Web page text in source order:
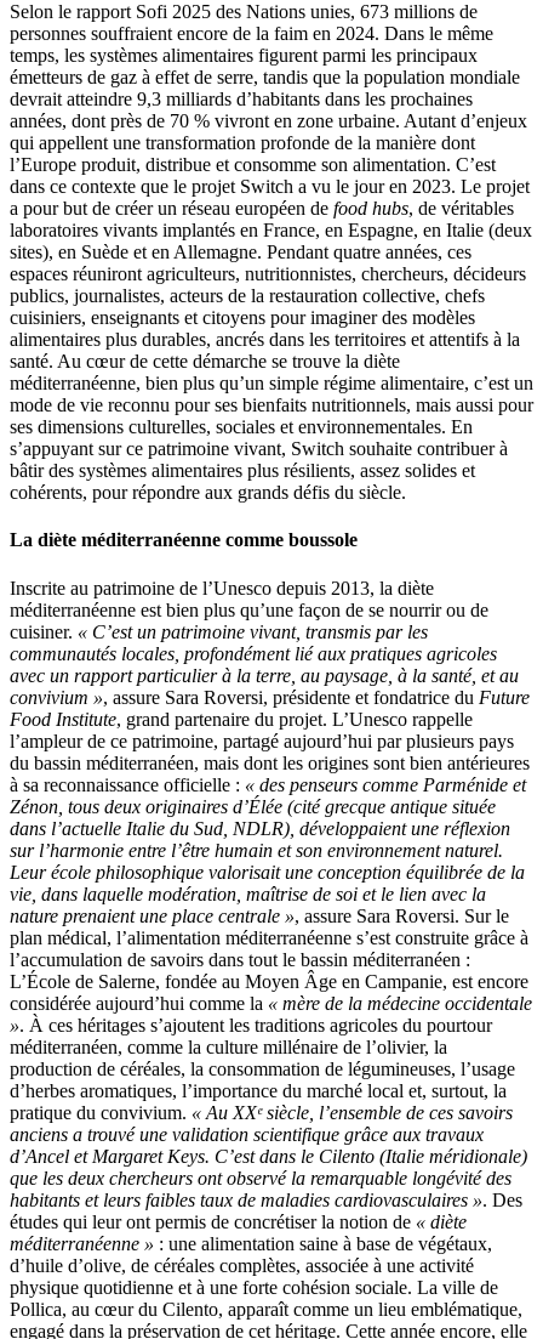
Selon le rapport Sofi 2025 des Nations unies, 673 millions de
personnes souffraient encore de la faim en 2024. Dans le même
temps, les systèmes alimentaires figurent parmi les principaux
émetteurs de gaz à effet de serre, tandis que la population mondiale
devrait atteindre 9,3 milliards d’habitants dans les prochaines
années, dont près de 70 % vivront en zone urbaine. Autant d’enjeux
qui appellent une transformation profonde de la manière dont
l’Europe produit, distribue et consomme son alimentation. C’est
dans ce contexte que le projet Switch a vu le jour en 2023. Le projet
a pour but de créer un réseau européen de food hubs, de véritables
laboratoires vivants implantés en France, en Espagne, en Italie (deux
sites), en Suède et en Allemagne. Pendant quatre années, ces
espaces réuniront agriculteurs, nutritionnistes, chercheurs, décideurs
publics, journalistes, acteurs de la restauration collective, chefs
cuisiniers, enseignants et citoyens pour imaginer des modèles
alimentaires plus durables, ancrés dans les territoires et attentifs à la
santé. Au cœur de cette démarche se trouve la diète
méditerranéenne, bien plus qu’un simple régime alimentaire, c’est un
mode de vie reconnu pour ses bienfaits nutritionnels, mais aussi pour
ses dimensions culturelles, sociales et environnementales. En
s’appuyant sur ce patrimoine vivant, Switch souhaite contribuer à
bâtir des systèmes alimentaires plus résilients, assez solides et
cohérents, pour répondre aux grands défis du siècle.
La diète méditerranéenne comme boussole
Inscrite au patrimoine de l’Unesco depuis 2013, la diète
méditerranéenne est bien plus qu’une façon de se nourrir ou de
cuisiner. « C’est un patrimoine vivant, transmis par les
communautés locales, profondément lié aux pratiques agricoles
avec un rapport particulier à la terre, au paysage, à la santé, et au
convivium », assure Sara Roversi, présidente et fondatrice du Future
Food Institute, grand partenaire du projet. L’Unesco rappelle
l’ampleur de ce patrimoine, partagé aujourd’hui par plusieurs pays
du bassin méditerranéen, mais dont les origines sont bien antérieures
à sa reconnaissance officielle : « des penseurs comme Parménide et
Zénon, tous deux originaires d’Élée (cité grecque antique située
dans l’actuelle Italie du Sud, NDLR), développaient une réflexion
sur l’harmonie entre l’être humain et son environnement naturel.
Leur école philosophique valorisait une conception équilibrée de la
vie, dans laquelle modération, maîtrise de soi et le lien avec la
nature prenaient une place centrale », assure Sara Roversi. Sur le
plan médical, l’alimentation méditerranéenne s’est construite grâce à
l’accumulation de savoirs dans tout le bassin méditerranéen :
L’École de Salerne, fondée au Moyen Âge en Campanie, est encore
considérée aujourd’hui comme la « mère de la médecine occidentale
». À ces héritages s’ajoutent les traditions agricoles du pourtour
méditerranéen, comme la culture millénaire de l’olivier, la
production de céréales, la consommation de légumineuses, l’usage
d’herbes aromatiques, l’importance du marché local et, surtout, la
pratique du convivium. « Au XXᵉ siècle, l’ensemble de ces savoirs
anciens a trouvé une validation scientifique grâce aux travaux
d’Ancel et Margaret Keys. C’est dans le Cilento (Italie méridionale)
que les deux chercheurs ont observé la remarquable longévité des
habitants et leurs faibles taux de maladies cardiovasculaires ». Des
études qui leur ont permis de concrétiser la notion de « diète
méditerranéenne » : une alimentation saine à base de végétaux,
d’huile d’olive, de céréales complètes, associée à une activité
physique quotidienne et à une forte cohésion sociale. La ville de
Pollica, au cœur du Cilento, apparaît comme un lieu emblématique,
engagé dans la préservation de cet héritage. Cette année encore, elle